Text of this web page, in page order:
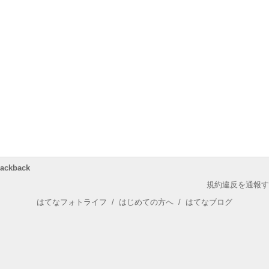
規約違反を通報
はてなフォトライフ / はじめての方へ / はてなブログ